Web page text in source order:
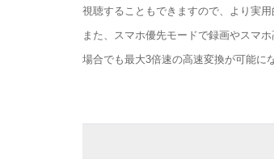
視聴することもできますので、より実
また、スマホ優先モードで録画やスマ
場合でも最大3倍速の高速変換が可能に